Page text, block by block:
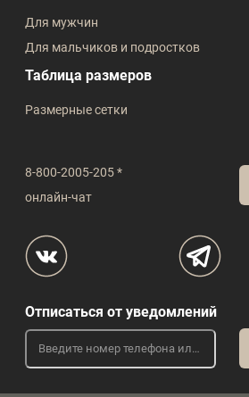
8-800-2005-205 *
онлайн-чат
Для мужчин
Для мальчиков и подростков
Таблица размеров
Размерные сетки
Отписаться от уведомлений